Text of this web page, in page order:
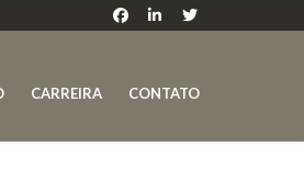
CARREIRA CONTATO